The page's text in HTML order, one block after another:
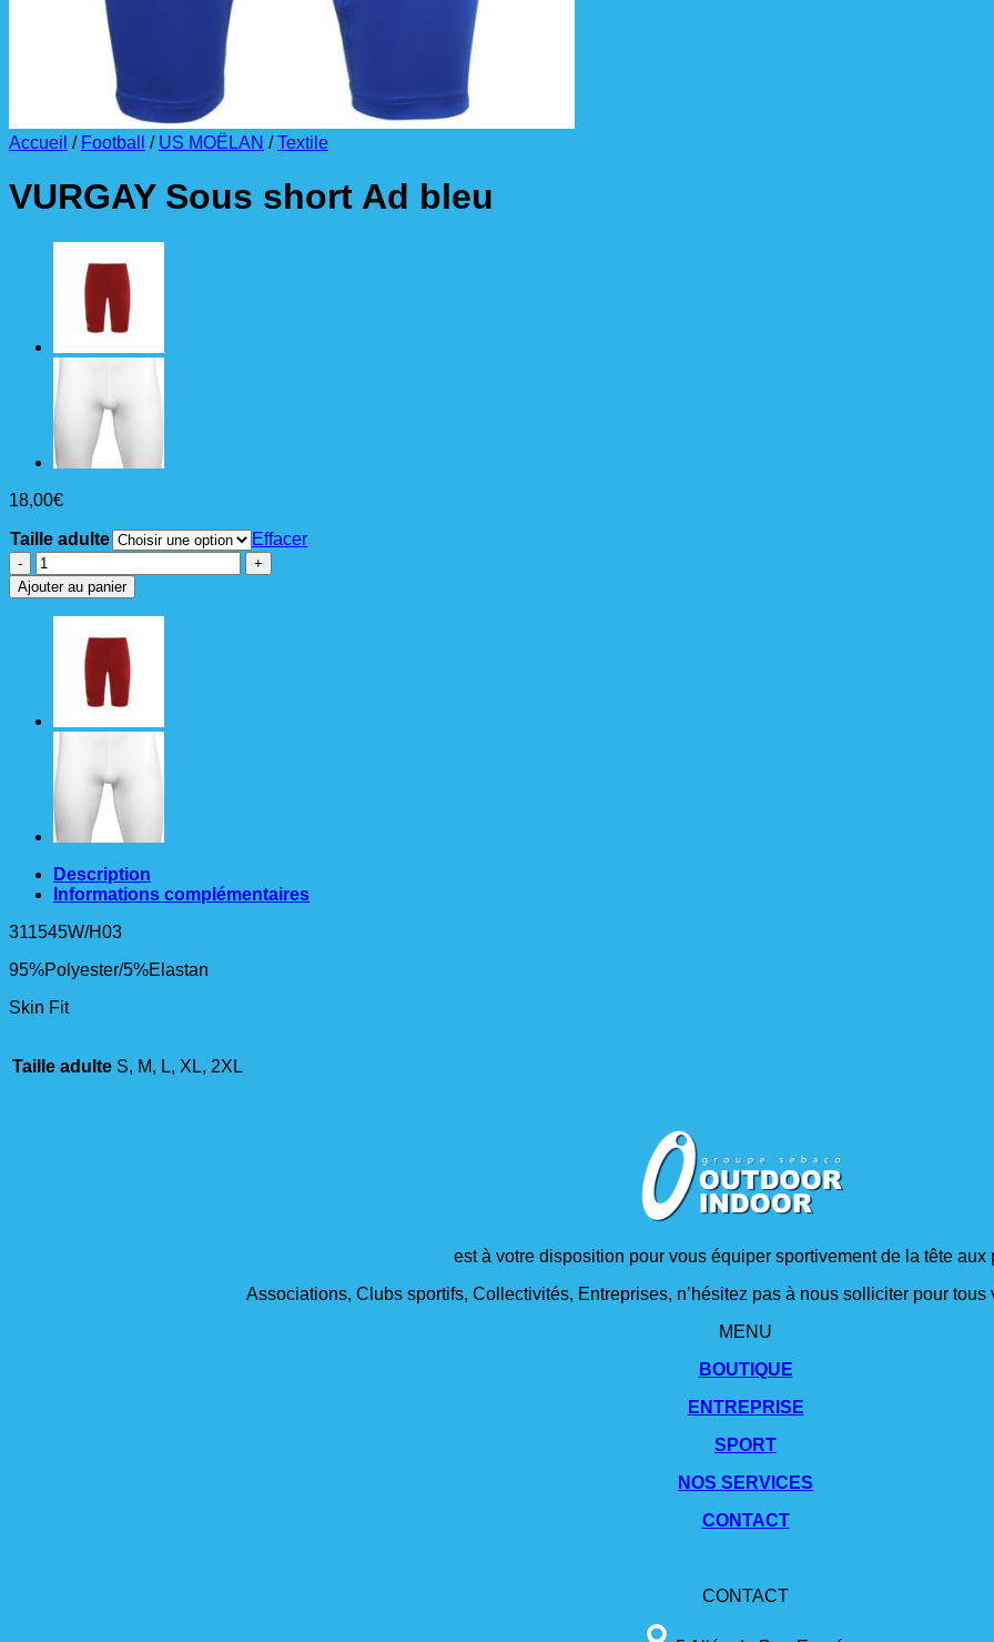
Accueil / Football / US MOËLAN / Textile
VURGAY Sous short Ad bleu
18,00€
Taille adulte
Effacer
quantité
de
VURGAY
Sous
Ajouter au panier
Description
Informations complémentaires
311545W/H03
95%Polyester/5%Elastan
Skin Fit
Taille adulte S, M, L, XL, 2XL
est à votre disposition pour vous équiper sportivement de la tête aux
Associations, Clubs sportifs, Collectivités, Entreprises, n’hésitez pas à nous solliciter pour
MENU
BOUTIQUE
ENTREPRISE
SPORT
NOS SERVICES
CONTACT
CONTACT